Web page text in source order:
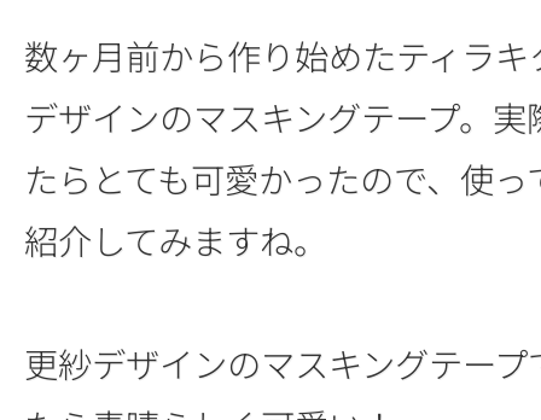
数ヶ月前から作り始めたティラ
デザインのマスキングテープ。
たらとても可愛かったので、使
紹介してみますね。
更紗デザインのマスキングテー